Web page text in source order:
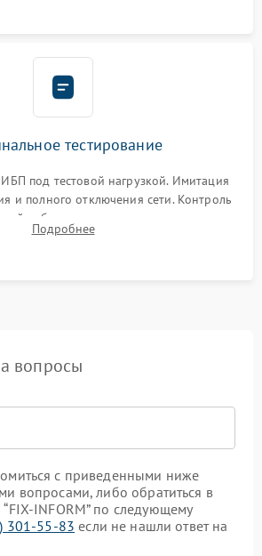
тестирование
под тестовой нагрузкой. Имитация
и полного отключения сети. Контроль
работы, температурного режима и
формы выходного сигнала.
Подробнее
вопросы
с приведенными ниже
вопросами, либо обратиться в
INFORM” по следующему
301-55-83 если не нашли ответ на